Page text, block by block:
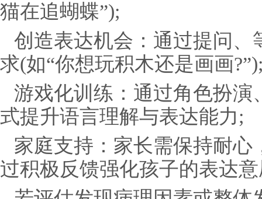
猫在追蝴蝶”);
创造表达机会：通过提问
求(如“你想玩积木还是画画
游戏化训练：通过角色扮
式提升语言理解与表达能力;
家庭支持：家长需保持耐
过积极反馈强化孩子的表达